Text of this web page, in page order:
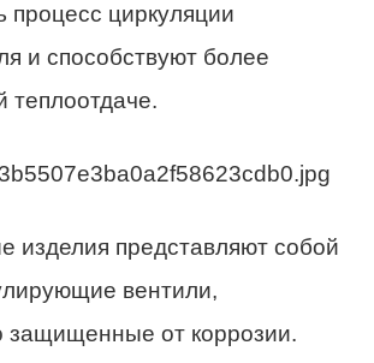
процесс циркуляции
и способствуют более
теплоотдаче.
изделия представляют собой
вентили,
защищенные от коррозии.